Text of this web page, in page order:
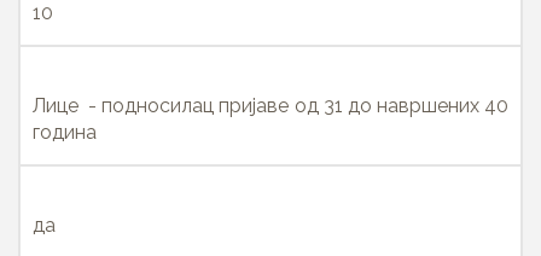
10
Лице - подносилац пријаве од 31 до навршених 40
година
да